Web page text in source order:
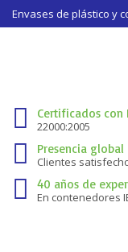
Envases de plástico y
Certificados con
22000:2005
Presencia global
Clientes
40 años de
En contenedores